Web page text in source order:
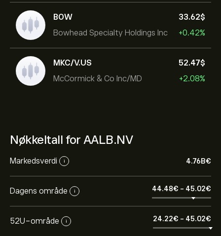
BOW
Bowhead Specialty Holdings Inc
33.62‎$‎
+0.42%
MKC/V.US
McCormick & Co Inc/MD
52.47‎$‎
+2.08%
Nøkkeltall for AALB.NV
Markedsverdi i 4.76B‎€‎
Dagens område i 44.48‎€‎ - 45.02‎€‎
52U-område i 24.22‎€‎ - 45.02‎€‎